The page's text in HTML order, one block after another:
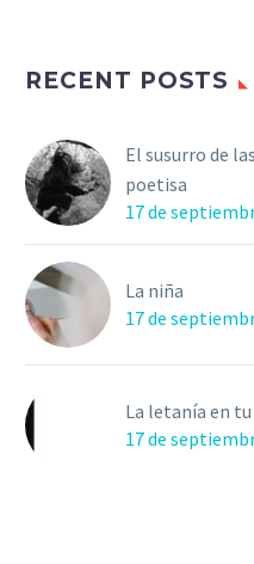
RECENT POSTS
El susurro de
poetisa
17 de
La niña
17 de
La letanía en
17 de